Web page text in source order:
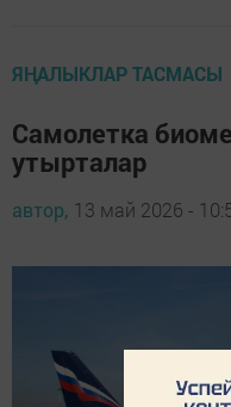
ЯҢАЛЫКЛАР ТАСМАСЫ
Самолетка
утырталар
автор, 13 май 2026 -